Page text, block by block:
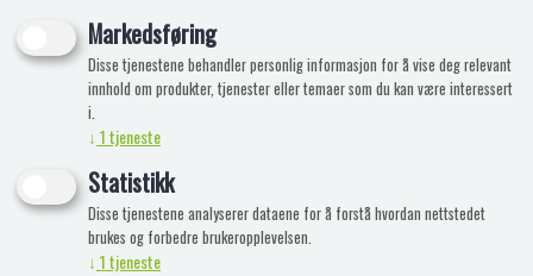
Markedsføring
Disse tjenestene behandler personlig informasjon for å vise deg relevant
innhold om produkter, tjenester eller temaer som du kan være interessert
i.
↓ 1tjeneste
Statistikk
Disse tjenestene analyserer dataene for å forstå hvordan nettstedet
brukes og forbedre brukeropplevelsen.
↓ 1tjeneste